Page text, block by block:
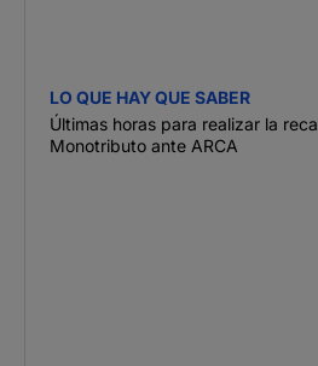
LO QUE HAY QUE SABER
Últimas horas para realizar la
Monotributo ante ARCA